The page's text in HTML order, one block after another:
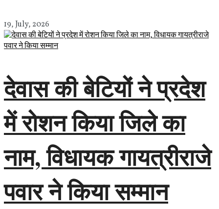
19, July, 2026
देवास की बेटियों ने प्रदेश
में रोशन किया जिले का
नाम, विधायक गायत्रीराजे
पवार ने किया सम्मान